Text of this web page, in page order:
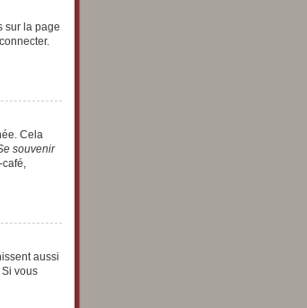
sur la page
Cela
souvenir
café,
aussi
vous